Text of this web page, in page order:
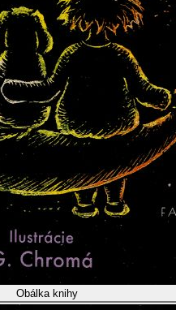
Obálka knihy